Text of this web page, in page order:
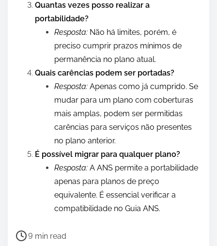
Quantas vezes posso realizar a
portabilidade?
Resposta: Não há limites, porém, é
preciso cumprir prazos mínimos de
permanência no plano atual.
Quais carências podem ser portadas?
Resposta: Apenas como já cumprido. Se
mudar para um plano com coberturas
mais amplas, podem ser permitidas
carências para serviços não presentes
no plano anterior.
É possível migrar para qualquer plano?
Resposta: A ANS permite a portabilidade
apenas para planos de preço
equivalente. É essencial verificar a
compatibilidade no Guia ANS.
P
9 min read